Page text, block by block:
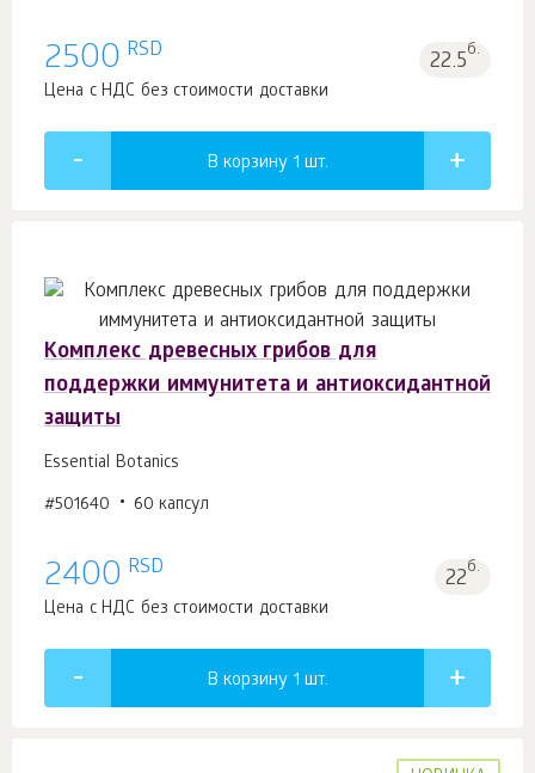
2500 RSD 22.5б.
Цена с НДС без стоимости доставки
В корзину 1 шт.
Комплекс древесных грибов для
поддержки иммунитета и антиоксидантной
защиты
Essential Botanics
#501640 60 капсул
2400 RSD 22б.
Цена с НДС без стоимости доставки
В корзину 1 шт.